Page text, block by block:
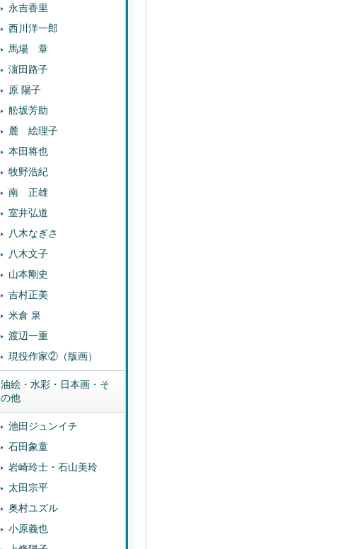
永吉香里
西川洋一郎
馬場 章
濵田路子
原 陽子
舩坂芳助
麓 絵理子
本田将也
牧野浩紀
南 正雄
室井弘道
八木なぎさ
八木文子
山本剛史
吉村正美
米倉 泉
渡辺一重
現役作家②（版画）
油絵・水彩・日本画・そ
の他
池田ジュンイチ
石田象童
岩崎玲士・石山美玲
太田宗平
奥村ユズル
小原義也